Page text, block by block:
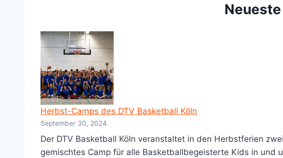
Herbst-Camps des DTV Basketball Köln
September 30, 2024
Der DTV Basketball Köln veranstaltet in den Herbstferien
gemischtes Camp für alle Basketballbegeisterte Kids in und